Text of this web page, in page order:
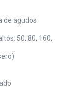
de agudos
50, 80, 160,